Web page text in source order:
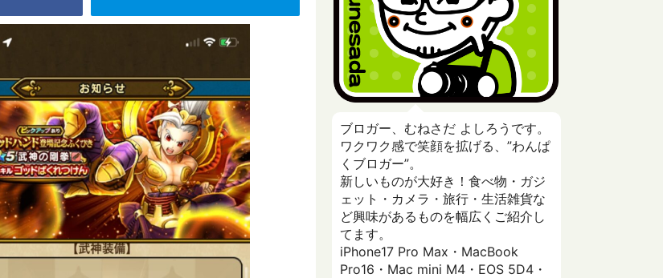
ブロガー、むねさだ よしろうです。
ワクワク感で笑顔を拡げる、”わんぱ
くブロガー”。
新しいものが大好き！食べ物・ガジ
ェット・カメラ・旅行・生活雑貨な
ど興味があるものを幅広くご紹介し
てます。
iPhone17 Pro Max・MacBook
Pro16・Mac mini M4・EOS 5D4・